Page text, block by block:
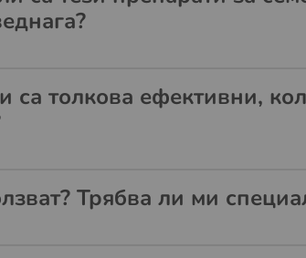
са толкова ефективни,
Трябва ли ми